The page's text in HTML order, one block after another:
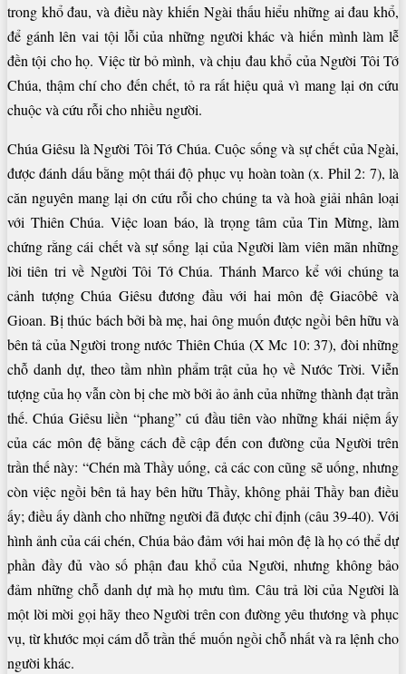
trong khổ đau, và điều này khiến Ngài thấu hiểu những ai đau khổ,
để gánh lên vai tội lỗi của những người khác và hiến mình làm lễ
đền tội cho họ. Việc từ bỏ mình, và chịu đau khổ của Người Tôi Tớ
Chúa, thậm chí cho đến chết, tỏ ra rất hiệu quả vì mang lại ơn cứu
chuộc và cứu rỗi cho nhiều người.
Chúa Giêsu là Người Tôi Tớ Chúa. Cuộc sống và sự chết của Ngài,
được đánh dấu bằng một thái độ phục vụ hoàn toàn (x. Phil 2: 7), là
căn nguyên mang lại ơn cứu rỗi cho chúng ta và hoà giải nhân loại
với Thiên Chúa. Việc loan báo, là trọng tâm của Tin Mừng, làm
chứng rằng cái chết và sự sống lại của Người làm viên mãn những
lời tiên tri về Người Tôi Tớ Chúa. Thánh Marco kể với chúng ta
cảnh tượng Chúa Giêsu đương đầu với hai môn đệ Giacôbê và
Gioan. Bị thúc bách bởi bà mẹ, hai ông muốn được ngồi bên hữu và
bên tả của Người trong nước Thiên Chúa (X Mc 10: 37), đòi những
chỗ danh dự, theo tầm nhìn phẩm trật của họ về Nước Trời. Viễn
tượng của họ vẫn còn bị che mờ bởi ảo ảnh của những thành đạt trần
thế. Chúa Giêsu liền “phang” cú đầu tiên vào những khái niệm ấy
của các môn đệ bằng cách đề cập đến con đường của Người trên
trần thế này: “Chén mà Thầy uống, cả các con cũng sẽ uống, nhưng
còn việc ngồi bên tả hay bên hữu Thầy, không phải Thầy ban điều
ấy; điều ấy dành cho những người đã được chỉ định (câu 39-40). Với
hình ảnh của cái chén, Chúa bảo đảm với hai môn đệ là họ có thể dự
phần đầy đủ vào số phận đau khổ của Người, nhưng không bảo
đảm những chỗ danh dự mà họ mưu tìm. Câu trả lời của Người là
một lời mời gọi hãy theo Người trên con đường yêu thương và phục
vụ, từ khước mọi cám dỗ trần thế muốn ngồi chỗ nhất và ra lệnh cho
người khác.